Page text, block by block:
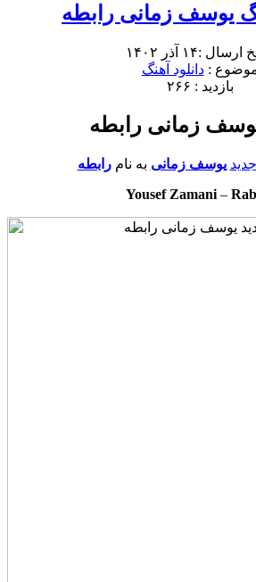
یوسف زمانی رابطه
:۱۴ آذر ۱۴۰۲
:دانلود آهنگ
بازدید : ۲۶۶
زمانی رابطه
یوسف زمانی به نامرابطه
Yousef Zamani –